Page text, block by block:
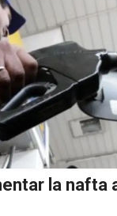
la nafta